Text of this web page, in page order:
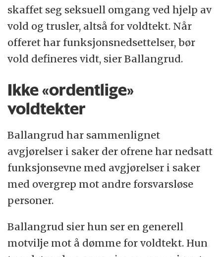
skaffet seg seksuell omgang ved hjelp av
vold og trusler, altså for voldtekt. Når
offeret har funksjonsnedsettelser, bør
vold defineres vidt, sier Ballangrud.
Ikke «ordentlige»
voldtekter
Ballangrud har sammenlignet
avgjørelser i saker der ofrene har nedsatt
funksjonsevne med avgjørelser i saker
med overgrep mot andre forsvarsløse
personer.
Ballangrud sier hun ser en generell
motvilje mot å dømme for voldtekt. Hun